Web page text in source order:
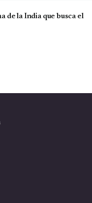
de la India que busca el